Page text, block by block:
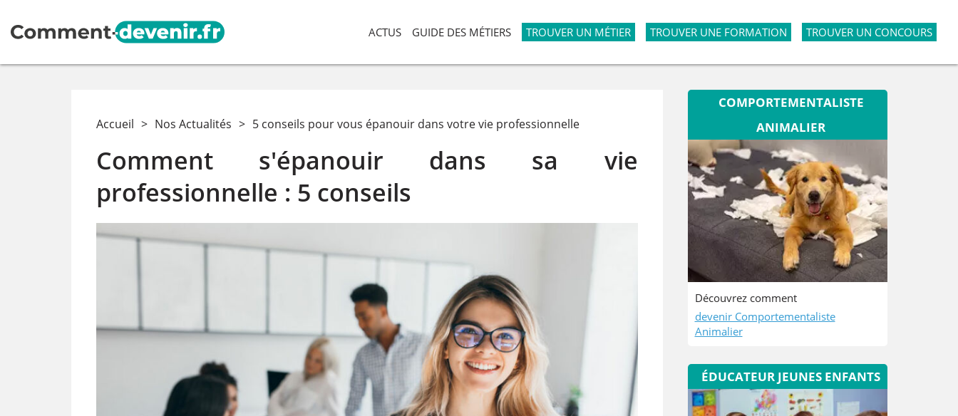
ACTUS GUIDE DES MÉTIERS TROUVER UN MÉTIER TROUVER UNE FORMATION TROUVER UN CONCOURS
Accueil > Nos Actualités > 5 conseils pour vous épanouir dans votre vie professionnelle
Comment s'épanouir dans sa vie
professionnelle : 5 conseils
COMPORTEMENTALISTE
ANIMALIER
Découvrez comment
devenir Comportementaliste
Animalier
ÉDUCATEUR JEUNES ENFANTS